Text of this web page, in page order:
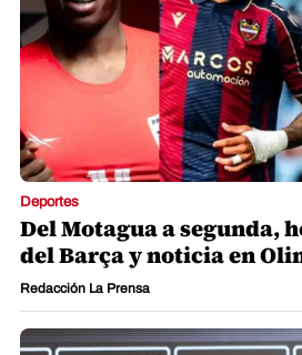
Deportes
Del Motagua a segunda,
del Barça y noticia en
Redacción La Prensa